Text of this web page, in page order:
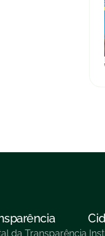
da Transparência